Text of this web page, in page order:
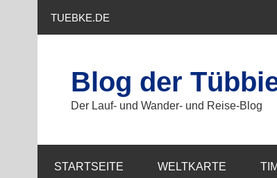
TUEBKE.DE
Blog der
Der Lauf- und Wander- und Reise-Blog
STARTSEITE WELTKARTE